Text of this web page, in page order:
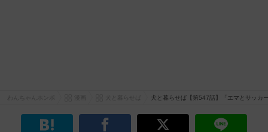
犬と暮らせば【第547話】「エマとサッカ